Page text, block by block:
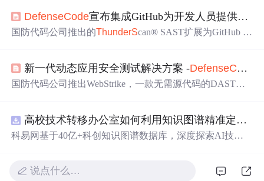
DefenseCode宣布集成GitHub为开发人员提供SAST解决方案
国防代码公司推出的ThunderScan® SAST扩展为GitHub A
提升代码安全可见性。
新一代动态应用安全测试解决方案 -DefenseCode
国防代码公司推出WebStrike，一款无需源代码的DAST解
洞，支持REST API和自动化集成。
高校技术转移办公室如何利用知识图谱精准定位产业需求与技术适配点？.docx
科易网基于40亿+科创知识图谱数据库，深度探索AI技术
新领域的AI+数智化解决方案，推动科技创新与产业创新
说点什么…